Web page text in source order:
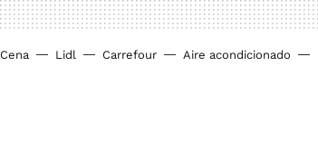
Cena Lidl Carrefour Aire acondicionado